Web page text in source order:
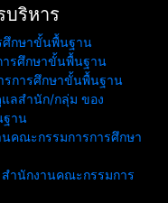
บริหาร
ศึกษาขั้นพื้นฐาน
ารศึกษาขั้นพื้นฐาน
รการศึกษาขั้นพื้นฐาน
ลสำนัก/กลุ่ม ของ
ฐาน
คณะกรรมการการศึกษา
สำนักงานคณะกรรมการ